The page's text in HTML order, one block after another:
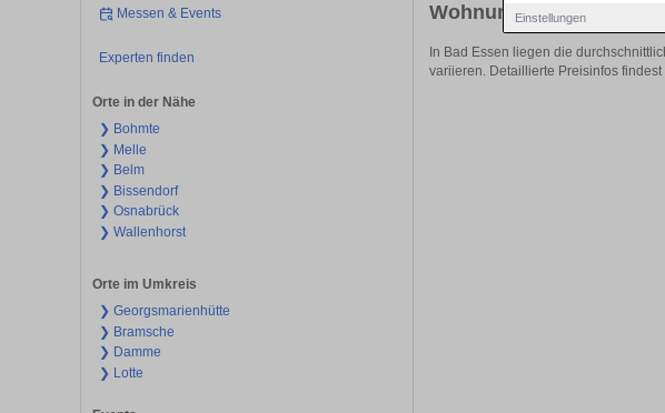
Einstellungen
Messen & Events
Experten finden
Orte in der Nähe
❯ Bohmte
❯ Melle
❯ Belm
❯ Bissendorf
❯ Osnabrück
❯ Wallenhorst
Orte im Umkreis
❯ Georgsmarienhütte
❯ Bramsche
❯ Damme
❯ Lotte
Wohnung mieten in Bad
In Bad Essen liegen die
variieren. Detaillierte Preisinfos findest